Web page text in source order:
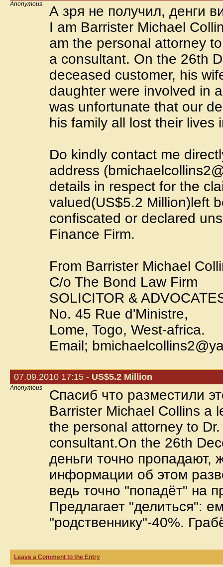
Anonymous
А зря не получил, денги
I am Barrister Michael
am the personal attorney
a consultant. On the 26th
deceased customer, his
daughter were involved in
was unfortunate that our
his family all lost their lives
Do kindly contact me
address
details in respect for the
valued(US$5.2 Million)left
confiscated or declared
Finance Firm.
From Barrister Michael
C/o The Bond Law Firm
SOLICITOR &
No. 45 Rue d'Ministre,
Lome, Togo, West-africa.
Email;
07.09.2010 17:15 - US$5.2 Million
Anonymous
Спасиб что разместили
Barrister Michael Collins a
the personal attorney to
consultant.On the 26th
деньги точно пропадают,
информации об этом
ведь точно "попадёт" на
Предлагает "делиться":
"родственнику"-40%.
Leave a Comment to the Entry